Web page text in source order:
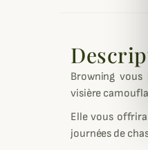
Browning vous
visière
Elle vous
journées de